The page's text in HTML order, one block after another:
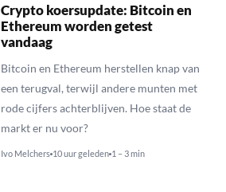
Crypto koersupdate: Bitcoin en
Ethereum worden getest
vandaag
Bitcoin en Ethereum herstellen knap van
een terugval, terwijl andere munten met
rode cijfers achterblijven. Hoe staat de
markt er nu voor?
Ivo Melchers 10 uur geleden 1 – 3 min